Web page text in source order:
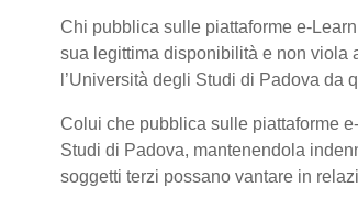
Chi pubblica sulle piattaforme e-
sua legittima disponibilità e non viola
l’Università degli Studi di Padova
Colui che pubblica sulle piattaforme
Studi di Padova, mantenendola
soggetti terzi possano vantare in